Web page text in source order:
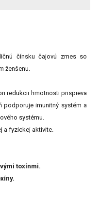
čínsku čajovú zmes so
ženšenu.
redukcii hmotnosti prispieva
podporuje imunitný systém a
systému.
a fyzickej aktivite.
toxínmi.